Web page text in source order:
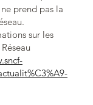
prend pas la
sur les